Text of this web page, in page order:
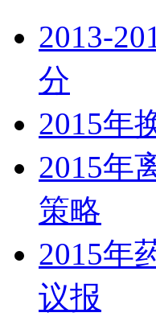
2013-
分
2015年
2015年
策略
2015年
议报